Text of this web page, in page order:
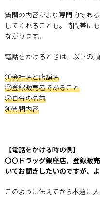
質問の内容がより専門的であ
してくれることも。時間帯に
ながります。
電話をかけるときは、以下の
①会社名と店舗名
②登録販売者であること
③自分の名前
④質問内容
【電話をかける時の例】
〇〇ドラッグ銀座店、登録販
いてお聞きしたいのですが、
このように伝えてから本題に